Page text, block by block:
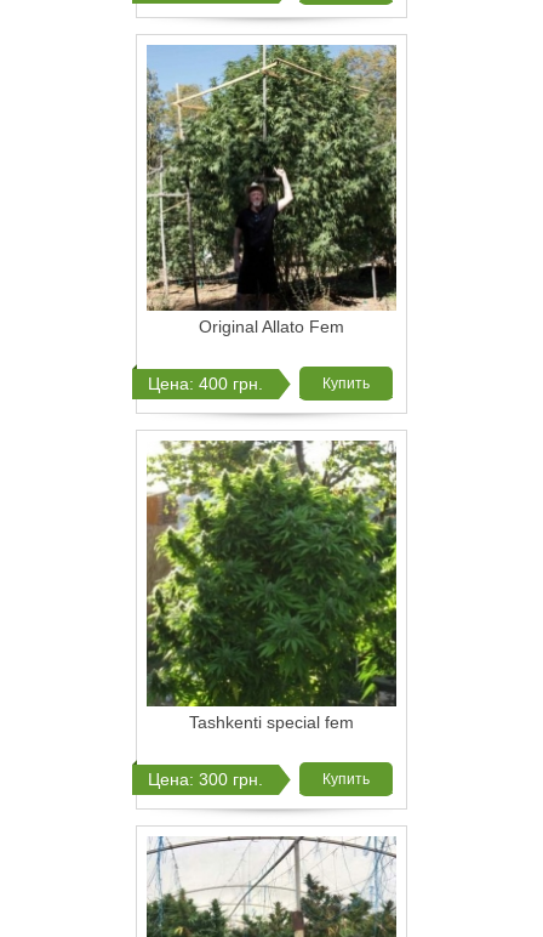
Original Allato Fem
Цена: 400 грн. Купить
Tashkenti special fem
Цена: 300 грн. Купить